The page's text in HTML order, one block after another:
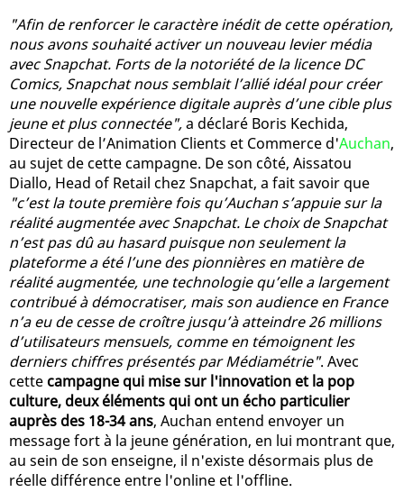
"Afin de renforcer le caractère inédit de cette opération,
nous avons souhaité activer un nouveau levier média
avec Snapchat. Forts de la notoriété de la licence DC
Comics, Snapchat nous semblait l’allié idéal pour créer
une nouvelle expérience digitale auprès d’une cible plus
jeune et plus connectée",a déclaré Boris Kechida,
Directeur de l’Animation Clients et Commerce d'Auchan,
au sujet de cette campagne. De son côté, Aissatou
Diallo, Head of Retail chez Snapchat, a fait savoir que
"c’est la toute première fois qu’Auchan s’appuie sur la
réalité augmentée avec Snapchat. Le choix de Snapchat
n’est pas dû au hasard puisque non seulement la
plateforme a été l’une des pionnières en matière de
réalité augmentée, une technologie qu’elle a largement
contribué à démocratiser, mais son audience en France
n’a eu de cesse de croître jusqu’à atteindre 26 millions
d’utilisateurs mensuels, comme en témoignent les
derniers chiffres présentés par Médiamétrie". Avec
cette campagne qui mise sur l'innovation et la pop
culture, deux éléments qui ont un écho particulier
auprès des 18-34 ans, Auchan entend envoyer un
message fort à la jeune génération, en lui montrant que,
au sein de son enseigne, il n'existe désormais plus de
réelle différence entre l'online et l'offline.